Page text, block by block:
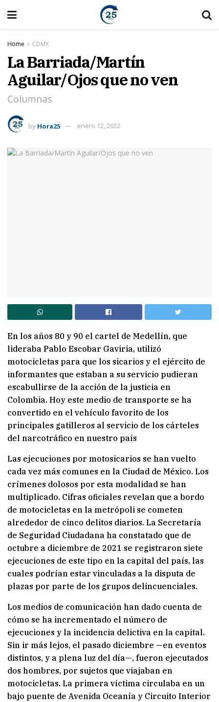
Home CDMX
La Barriada/Martín
Aguilar/Ojos que no ven
Columnas
by Hora25 enero 12, 2022
En los años 80 y 90 el cartel de Medellín, que
lideraba Pablo Escobar Gaviria, utilizó
motocicletas para que los sicarios y el ejército de
informantes que estaban a su servicio pudieran
escabullirse de la acción de la justicia en
Colombia. Hoy este medio de transporte se ha
convertido en el vehículo favorito de los
principales gatilleros al servicio de los cárteles
del narcotráfico en nuestro país
Las ejecuciones por motosicarios se han vuelto
cada vez más comunes en la Ciudad de México. Los
crímenes dolosos por esta modalidad se han
multiplicado. Cifras oficiales revelan que a bordo
de motocicletas en la metrópoli se cometen
alrededor de cinco delitos diarios. La Secretaría
de Seguridad Ciudadana ha constatado que de
octubre a diciembre de 2021 se registraron siete
ejecuciones de este tipo en la capital del país, las
cuales podrían estar vinculadas a la disputa de
plazas por parte de los grupos delincuenciales.
Los medios de comunicación han dado cuenta de
cómo se ha incrementado el número de
ejecuciones y la incidencia delictiva en la capital.
Sin ir más lejos, el pasado diciembre —en eventos
distintos, y a plena luz del día—, fueron ejecutados
dos hombres, por sujetos que viajaban en
motocicletas. La primera víctima circulaba en un
bajo puente de Avenida Oceanía y Circuito Interior